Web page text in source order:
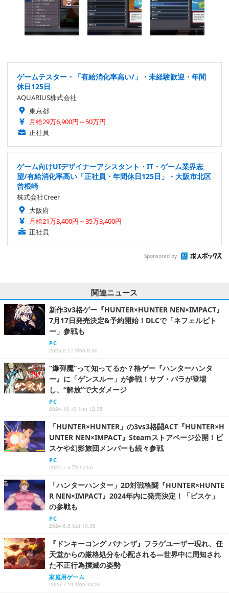
ゲームテスター・「有給消化率高い/」・未経験歓迎・年間
休日125日
AQUARIUS株式会社
東京都
月給29万6,900円～50万円
正社員
ゲーム向けUIデザイナーアシスタント・IT・ゲーム業界志
望/有給消化率高い「正社員・年間休日125日」・大阪市北区
曾根崎
株式会社Creer
大阪府
月給21万3,400円～35万3,400円
正社員
Sponsored by
関連ニュース
新作3v3格ゲー『HUNTER×HUNTER NEN×IMPACT』
7月17日発売決定&予約開始！DLCで「ネフェルピト
ー」参戦も
PC
2025.2.17 Mon 9:40
“爆弾魔”って知ってるか？格ゲー『ハンターハンタ
ー』に「ゲンスルー」が参戦！サブ・バラが登場
し、“解放”で大ダメージ
PC
2024.10.10 Thu 12:35
「HUNTER×HUNTER」の3vs3格闘ACT『HUNTER×H
UNTER NEN×IMPACT』Steamストアページ公開！ビ
スケや幻影旅団メンバーも続々参戦
PC
2024.7.5 Fri 17:50
「ハンターハンター」2D対戦格闘『HUNTER×HUNTE
R NEN×IMPACT』2024年内に発売決定！「ビスケ」
の参戦も
PC
2024.6.8 Sat 10:38
『ドンキーコング バナンザ』フラゲユーザー現れ、任
天堂からの厳格処分を心配される―世界中に周知され
た不正行為撲滅の姿勢
家庭用ゲーム
2025.7.14 Mon 13:25